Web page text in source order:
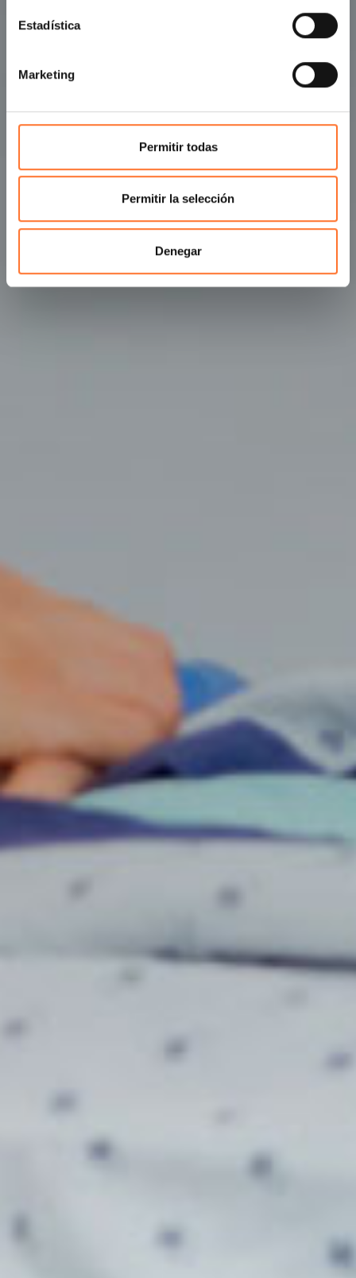
Estadística
Marketing
Permitir todas
Permitir la selección
Denegar